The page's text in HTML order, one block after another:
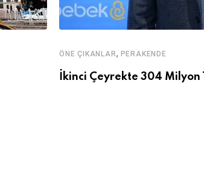
ÖNE ÇIKANLAR, PERAKENDE
İkinci Çeyrekte 304 Milyon